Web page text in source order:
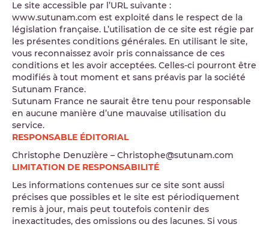
Le site accessible par l’URL suivante :
www.sutunam.com est exploité dans le respect de la
législation française. L’utilisation de ce site est régie par
les présentes conditions générales. En utilisant le site,
vous reconnaissez avoir pris connaissance de ces
conditions et les avoir acceptées. Celles-ci pourront être
modifiés à tout moment et sans préavis par la société
Sutunam France.
Sutunam France ne saurait être tenu pour responsable
en aucune manière d’une mauvaise utilisation du
service.
RESPONSABLE ÉDITORIAL
Christophe Denuzière – Christophe@sutunam.com
LIMITATION DE RESPONSABILITÉ
Les informations contenues sur ce site sont aussi
précises que possibles et le site est périodiquement
remis à jour, mais peut toutefois contenir des
inexactitudes, des omissions ou des lacunes. Si vous